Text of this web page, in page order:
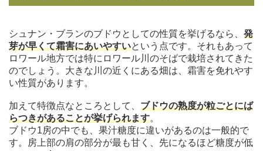
シュナン・ブランのブドウとしての性質を挙げるなら、 発
芽が早くて霜害にあいやすいという点です。それもあって
ロワール地方では特にロワール川のそばで栽培されてきた
のでしょう。大きな川の近くにある畑は、霜害を免れやす
い性質があります。
加えて特徴点なところとして、 ブドウの熟度が粒ごとにば
らつきがあることが挙げられます。
ブドウ1房の中でも、果汁糖度に違いがあるのは一般的で
す。房上部の肩の部分が最も甘く、先になるほど糖度が低